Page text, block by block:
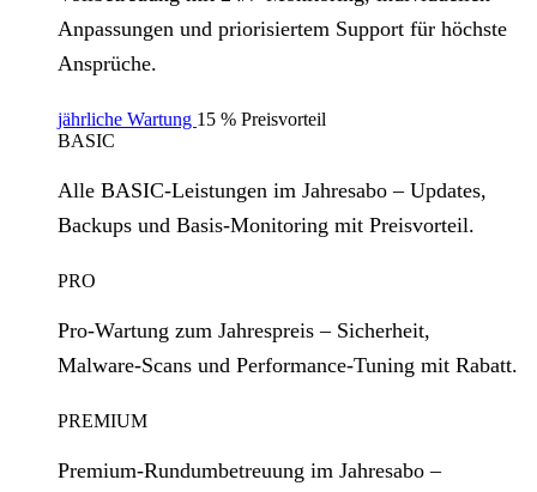
Anpassungen und priorisiertem Support für höchste
Ansprüche.
jährliche Wartung 15 % Preisvorteil
BASIC
Alle BASIC‑Leistungen im Jahresabo – Updates,
Backups und Basis‑Monitoring mit Preisvorteil.
PRO
Pro‑Wartung zum Jahrespreis – Sicherheit,
Malware‑Scans und Performance‑Tuning mit Rabatt.
PREMIUM
Premium‑Rundumbetreuung im Jahresabo –